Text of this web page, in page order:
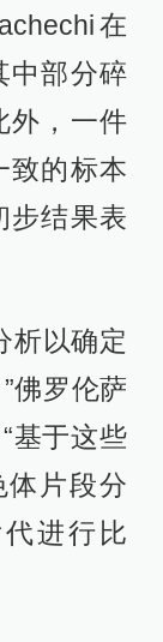
在
中部分碎
外，一件
致的标本
步结果表
析以确定
佛罗伦萨
基于这些
片段分
进行比